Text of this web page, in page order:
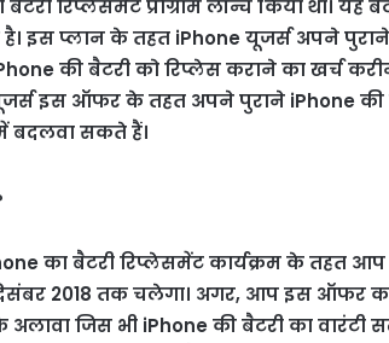
रिप्लेसमेंट प्रोग्राम लॉन्च किया था। यह
है। इस प्लान के तहत iPhone यूजर्स अपने
की बैटरी को रिप्लेस कराने का खर्च
इस ऑफर के तहत अपने पुराने iPhone
बदलवा सकते हैं।
का बैटरी रिप्लेसमेंट कार्यक्रम के तहत
दिसंबर 2018 तक चलेगा। अगर, आप इस ऑफर
जिस भी iPhone की बैटरी का वारंटी